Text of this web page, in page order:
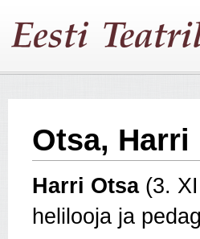
Otsa, Harri
Harri Otsa (3.
helilooja ja